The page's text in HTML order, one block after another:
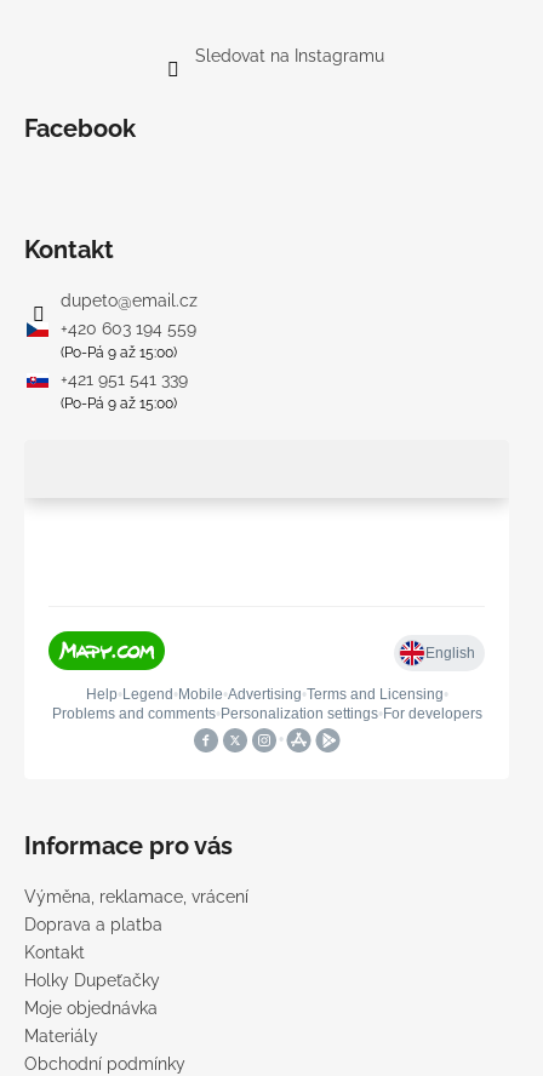
Sledovat na Instagramu
Facebook
Kontakt
dupeto@email.cz
+420 603 194 559
(Po-Pá 9 až 15:00)
+421 951 541 339
(Po-Pá 9 až 15:00)
Informace pro vás
Výměna, reklamace, vrácení
Doprava a platba
Kontakt
Holky Dupeťačky
Moje objednávka
Materiály
Obchodní podmínky